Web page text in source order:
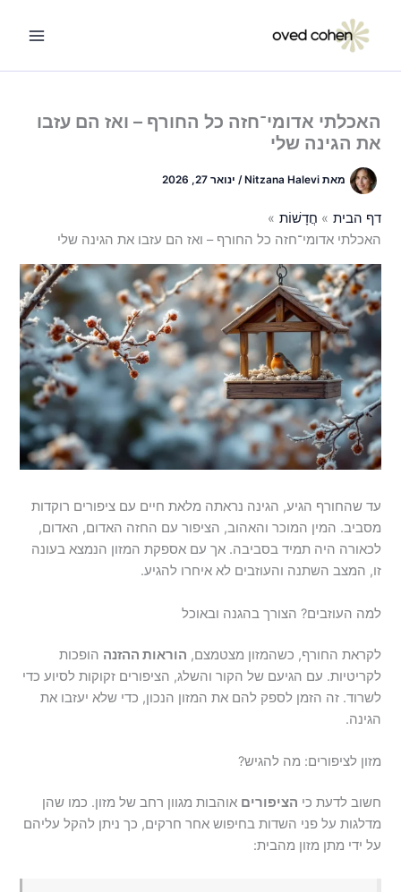
האכלתי אדומי־חזה כל החורף – ואז הם עזבו
את הגינה שלי
מאתNitzana Halevi
/ ינואר 27, 2026
דף הבית
חֲדָשׁוֹת
האכלתי אדומי־חזה כל החורף – ואז הם עזבו את הגינה שלי
עד שהחורף הגיע, הגינה נראתה מלאת חיים עם ציפורים רוקדות
מסביב. המין המוכר והאהוב, הציפור עם החזה האדום, האדום,
לכאורה היה תמיד בסביבה. אך עם אספקת המזון הנמצא בעונה
זו, המצב השתנה והעוזבים לא איחרו להגיע.
למה העוזבים? הצורך בהגנה ובאוכל
לקראת החורף, כשהמזון מצטמצם, הוראות ההזנה הופכות
לקריטיות. עם הגיעם של הקור והשלג, הציפורים זקוקות לסיוע כדי
לשרוד. זה הזמן לספק להם את המזון הנכון, כדי שלא יעזבו את
הגינה.
מזון לציפורים: מה להגיש?
חשוב לדעת כי הציפורים אוהבות מגוון רחב של מזון. כמו שהן
מדלגות על פני השדות בחיפוש אחר חרקים, כך ניתן להקל עליהם
על ידי מתן מזון מהבית: